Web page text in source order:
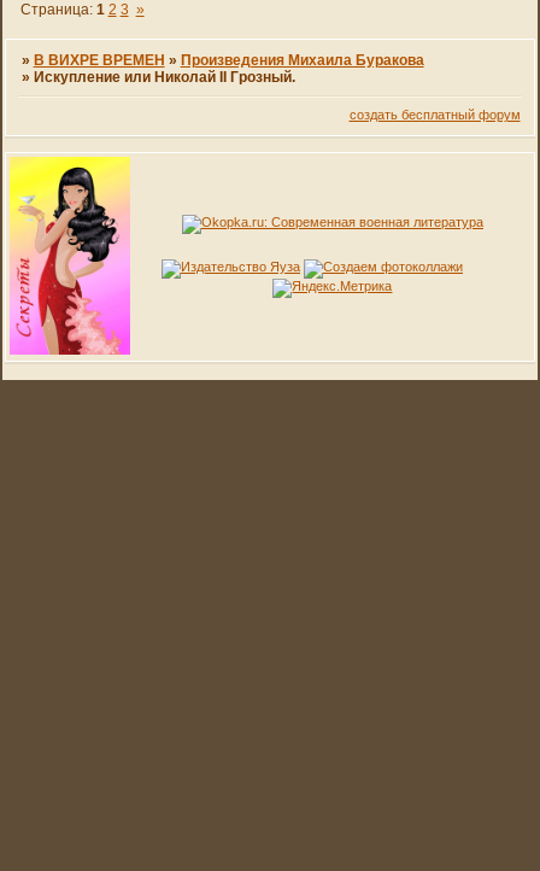
Страница: 1 2 3 »
» В ВИХРЕ ВРЕМЕН » Произведения Михаила Буракова
» Искупление или Николай II Грозный.
создать бесплатный форум